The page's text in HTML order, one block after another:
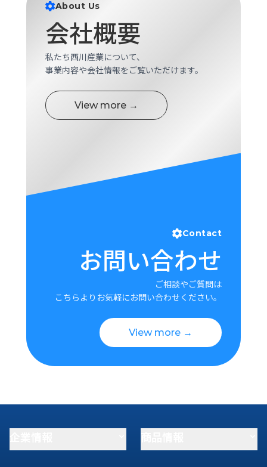
About Us
会社概要
私たち西川産業について、
事業内容や会社情報をご覧いただけます。
View more →
Contact
お問い合わせ
ご相談やご質問は
こちらよりお気軽にお問い合わせください。
View more →